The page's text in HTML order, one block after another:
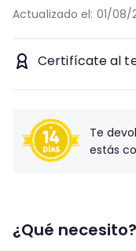
Actualizado el: 01/08/
Certifícate al
Te
estás
¿Qué necesito?